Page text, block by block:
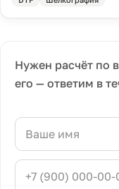
Нужен расчёт по
его — ответим в